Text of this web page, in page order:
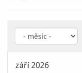
září 2026